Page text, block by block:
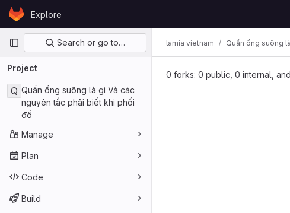
Skip to content
GitLabExplore
Primary navigation
Search or go to…
Project
Q Quần ống suông là gì Và các
nguyên tắc phải biết khi phối
đồ
Manage
Plan
Code
Build
lamia vietnam Quần ống suông
0 forks: 0 public, 0 internal,